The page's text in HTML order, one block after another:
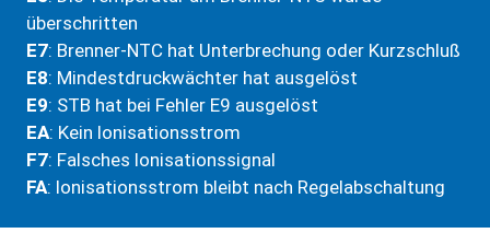
überschritten
E7: Brenner-NTC hat Unterbrechung oder Kurzschluß
E8: Mindestdruckwächter hat ausgelöst
E9: STB hat bei Fehler E9 ausgelöst
EA: Kein lonisationsstrom
F7: Falsches lonisationssignal
FA: lonisationsstrom bleibt nach Regelabschaltung